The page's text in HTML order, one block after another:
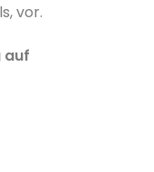
vor.
auf